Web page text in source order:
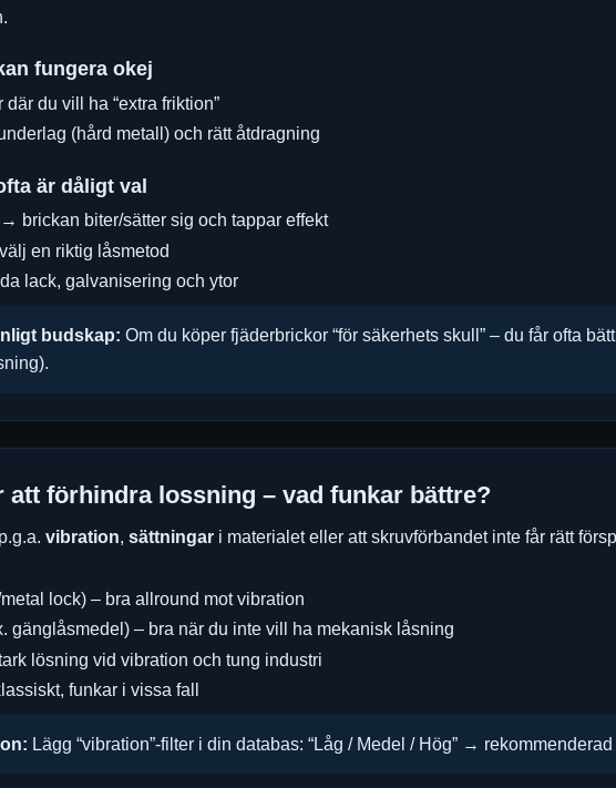
fungera okej
du vill ha “extra friktion”
(hård metall) och rätt åtdragning
är dåligt val
→ brickan biter/sätter sig och tappar effekt
en riktig låsmetod
lack, galvanisering och ytor
budskap: Om du köper fjäderbrickor “för säkerhets skull” – du får ofta
att förhindra lossning – vad funkar bättre?
vibration, sättningar i materialet eller att skruvförbandet inte får rätt
lock) – bra allround mot vibration
gänglåsmedel) – bra när du inte vill ha mekanisk låsning
lösning vid vibration och tung industri
funkar i vissa fall
Lägg “vibration”-filter i din databas: “Låg / Medel / Hög” →